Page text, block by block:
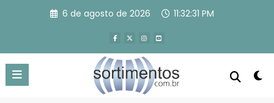
6 de agosto de 2026 11:32:31 PM